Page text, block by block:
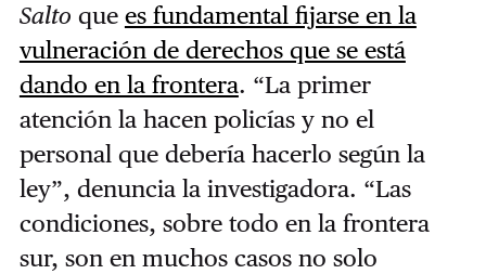
Salto que es fundamental fijarse en la
vulneración de derechos que se está
dando en la frontera. “La primer
atención la hacen policías y no el
personal que debería hacerlo según la
ley”, denuncia la investigadora. “Las
condiciones, sobre todo en la frontera
sur, son en muchos casos no solo